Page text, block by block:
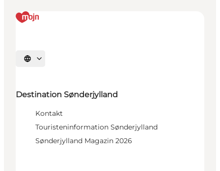
Sprache auswählen
Destination Sønderjylland
Kontakt
Touristeninformation Sønderjylland
Sønderjylland Magazin 2026